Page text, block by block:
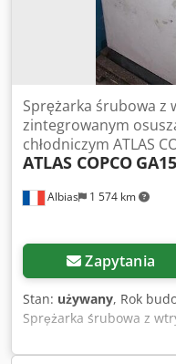
Albias 1 574 km
Sprężarka śrubowa z
zintegrowanym
chłodniczym ATLAS
ATLAS COPCO
Zapytania
Stan: używany, Rok
Sprężarka śrubowa z
osuszaczem
Zasilanie: 380 V / 50 Hz